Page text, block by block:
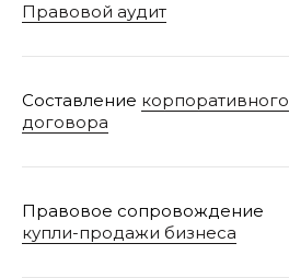
Правовой аудит
Составление корпоративного
договора
Правовое сопровождение
купли-продажи бизнеса